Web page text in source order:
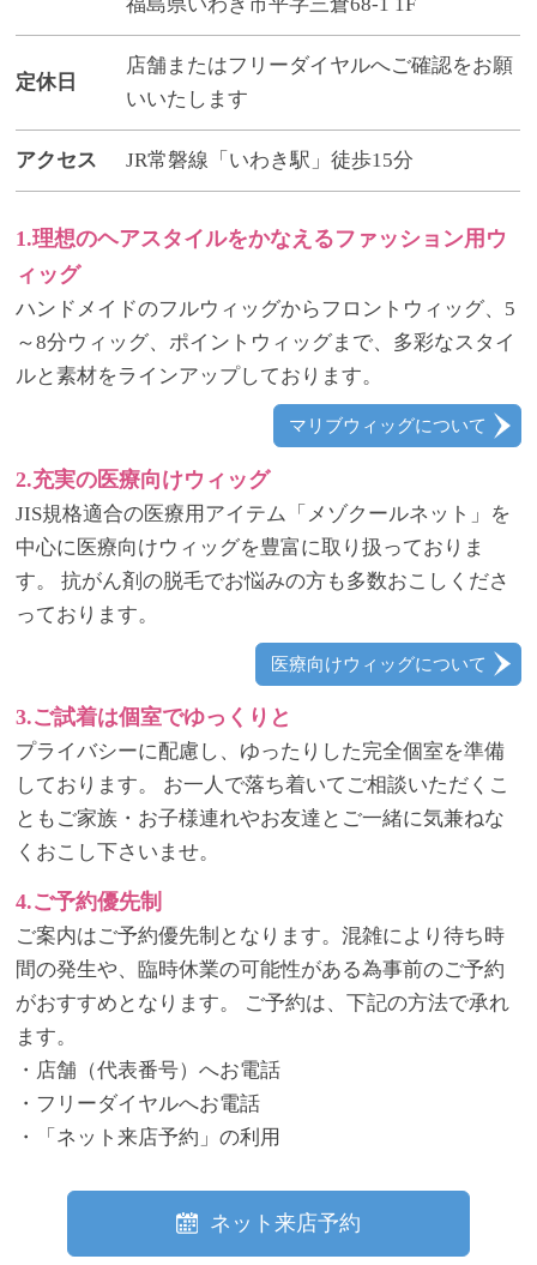
定休日
店舗またはフリーダイヤルへご確認をお願
いいたします
アクセス JR常磐線「いわき駅」徒歩15分
1.理想のヘアスタイルをかなえるファッション用ウ
ィッグ
ハンドメイドのフルウィッグからフロントウィッグ、5
～8分ウィッグ、ポイントウィッグまで、多彩なスタイ
ルと素材をラインアップしております。
マリブウィッグについて
2.充実の医療向けウィッグ
JIS規格適合の医療用アイテム「メゾクールネット」を
中心に医療向けウィッグを豊富に取り扱っておりま
す。 抗がん剤の脱毛でお悩みの方も多数おこしくださ
っております。
医療向けウィッグについて
3.ご試着は個室でゆっくりと
プライバシーに配慮し、ゆったりした完全個室を準備
しております。 お一人で落ち着いてご相談いただくこ
ともご家族・お子様連れやお友達とご一緒に気兼ねな
くおこし下さいませ。
4.ご予約優先制
ご案内はご予約優先制となります。混雑により待ち時
間の発生や、臨時休業の可能性がある為事前のご予約
がおすすめとなります。 ご予約は、下記の方法で承れ
ます。
・店舗（代表番号）へお電話
・フリーダイヤルへお電話
・「ネット来店予約」の利用
ネット来店予約